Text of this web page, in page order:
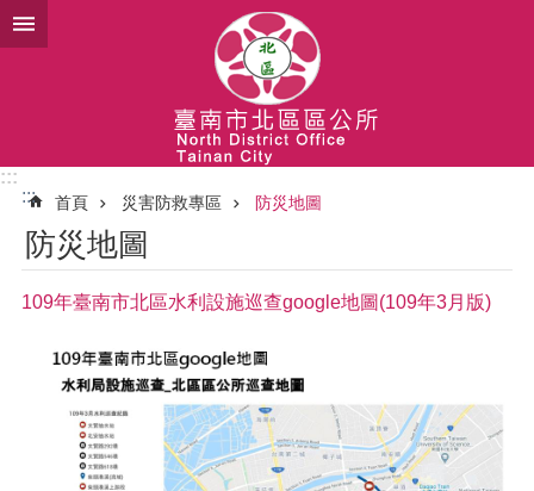
跳到主要內容區塊
:::
:::
首頁 災害防救專區 防災地圖
防災地圖
109年臺南市北區水利設施巡查google地圖(109年3月版)